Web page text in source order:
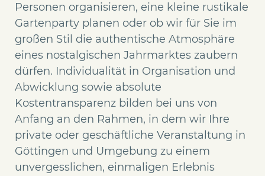
Personen organisieren, eine kleine rustikale
Gartenparty planen oder ob wir für Sie im
großen Stil die authentische Atmosphäre
eines nostalgischen Jahrmarktes zaubern
dürfen. Individualität in Organisation und
Abwicklung sowie absolute
Kostentransparenz bilden bei uns von
Anfang an den Rahmen, in dem wir Ihre
private oder geschäftliche Veranstaltung in
Göttingen und Umgebung zu einem
unvergesslichen, einmaligen Erlebnis